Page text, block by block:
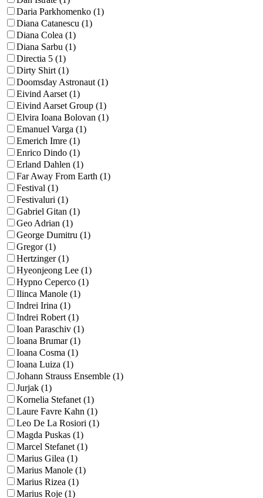
Daria Parkhomenko (1)
Diana Catanescu (1)
Diana Colea (1)
Diana Sarbu (1)
Directia 5 (1)
Dirty Shirt (1)
Doomsday Astronaut (1)
Eivind Aarset (1)
Eivind Aarset Group (1)
Elvira Ioana Bolovan (1)
Emanuel Varga (1)
Emerich Imre (1)
Enrico Dindo (1)
Erland Dahlen (1)
Far Away From Earth (1)
Festival (1)
Festivaluri (1)
Gabriel Gitan (1)
Geo Adrian (1)
George Dumitru (1)
Gregor (1)
Hertzinger (1)
Hyeonjeong Lee (1)
Hypno Ceperco (1)
Ilinca Manole (1)
Indrei Irina (1)
Indrei Robert (1)
Ioan Paraschiv (1)
Ioana Brumar (1)
Ioana Cosma (1)
Ioana Luiza (1)
Johann Strauss Ensemble (1)
Jurjak (1)
Kornelia Stefanet (1)
Laure Favre Kahn (1)
Leo De La Rosiori (1)
Magda Puskas (1)
Marcel Stefanet (1)
Marius Gilea (1)
Marius Manole (1)
Marius Rizea (1)
Marius Roje (1)